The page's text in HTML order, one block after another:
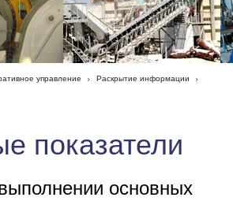
управление Раскрытие информации
показатели
основных